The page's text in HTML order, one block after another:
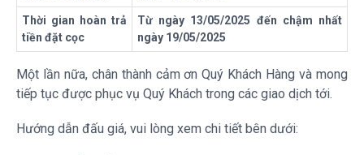
Thời gian hoàn trả
tiền đặt cọc
Từ ngày 13/05/2025 đến chậm nhất
ngày 19/05/2025
Một lần nữa, chân thành cảm ơn Quý Khách Hàng và mong
tiếp tục được phục vụ Quý Khách trong các giao dịch tới.
Hướng dẫn đấu giá, vui lòng xem chi tiết bên dưới: